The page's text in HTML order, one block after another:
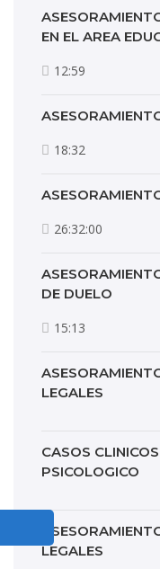
EN EL AREA
12:59
18:32
26:32:00
DE DUELO
15:13
LEGALES
CASOS
PSICOLOGICO
LEGALES